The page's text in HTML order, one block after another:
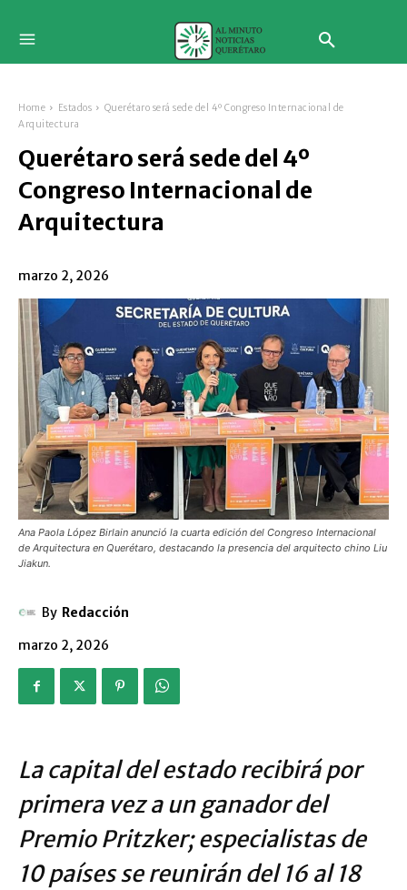
Home Estados
Querétaro será sede del 4º Congreso Internacional de
Arquitectura
Querétaro será sede del 4º
Congreso Internacional de
Arquitectura
marzo 2, 2026
Ana Paola López Birlain anunció la cuarta edición del Congreso Internacional
de Arquitectura en Querétaro, destacando la presencia del arquitecto chino Liu
Jiakun.
By Redacción
marzo 2, 2026
La capital del estado recibirá por
primera vez a un ganador del
Premio Pritzker; especialistas de
10 países se reunirán del 16 al 18